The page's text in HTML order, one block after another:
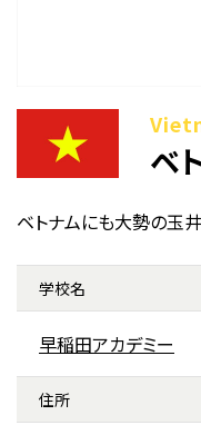
ベ
ベトナムにも大勢の玉
学校名
早稲田アカデミー
住所